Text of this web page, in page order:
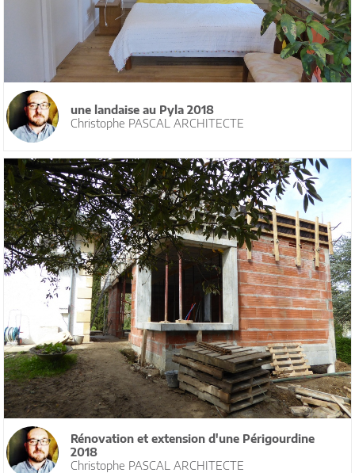
une landaise au Pyla 2018
Christophe PASCAL ARCHITECTE
Rénovation et extension d'une Périgourdine
2018
Christophe PASCAL ARCHITECTE